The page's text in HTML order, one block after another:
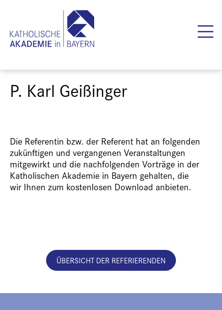
P. Karl Geißinger
Die Referentin bzw. der Referent hat an folgenden
zukünftigen und vergangenen Veranstaltungen
mitgewirkt und die nachfolgenden Vorträge in der
Katholischen Akademie in Bayern gehalten, die
wir Ihnen zum kostenlosen Download anbieten.
ÜBERSICHT DER REFERIERENDEN